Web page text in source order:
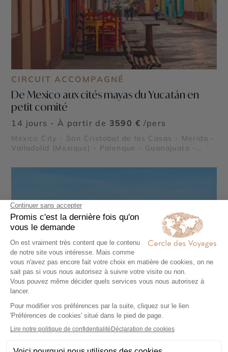
CIRCUIT ACCOMPAGNÉ
De Mexico aux cités mayas du Yucatán en
petit comité
14 jours - À partir de 3590 € /pers
Mexico City - San Cristobal de las Casas - Merida -
Valladolid (Mexique) - Palenque - Guanajuato -